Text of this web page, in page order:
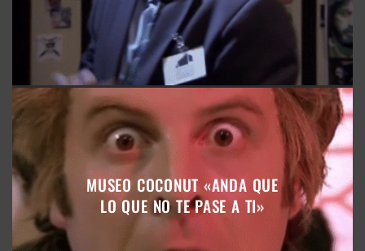
MUSEO COCONUT «ANDA QUE
LO QUE NO TE PASE A TI»